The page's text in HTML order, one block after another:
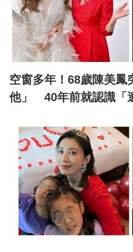
空窗多年！68歲陳美鳳
他」 40年前就認識「